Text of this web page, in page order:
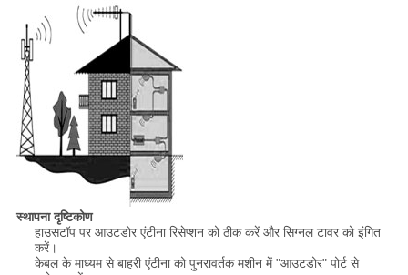
स्थापना दृष्टिकोण
हाउसटॉप पर आउटडोर एंटीना रिसेप्शन को ठीक करें और सिग्नल टावर को इंगित
करें।
केबल के माध्यम से बाहरी एंटीना को पुनरावर्तक मशीन में "आउटडोर" पोर्ट से